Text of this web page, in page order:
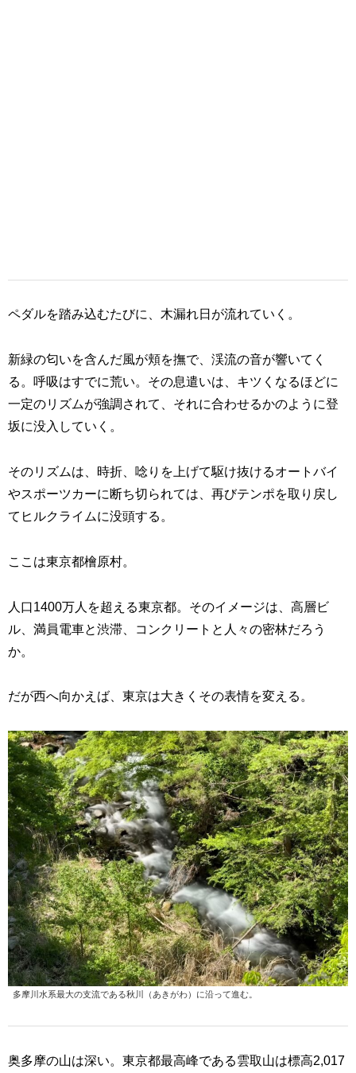
ペダルを踏み込むたびに、木漏れ日が流れていく。
新緑の匂いを含んだ風が頬を撫で、渓流の音が響いてく
る。呼吸はすでに荒い。その息遣いは、キツくなるほどに
一定のリズムが強調されて、それに合わせるかのように登
坂に没入していく。
そのリズムは、時折、唸りを上げて駆け抜けるオートバイ
やスポーツカーに断ち切られては、再びテンポを取り戻し
てヒルクライムに没頭する。
ここは東京都檜原村。
人口1400万人を超える東京都。そのイメージは、高層ビ
ル、満員電車と渋滞、コンクリートと人々の密林だろう
か。
だが西へ向かえば、東京は大きくその表情を変える。
多摩川水系最大の支流である秋川（あきがわ）に沿って進む。
奥多摩の山は深い。東京都最高峰である雲取山は標高2,017